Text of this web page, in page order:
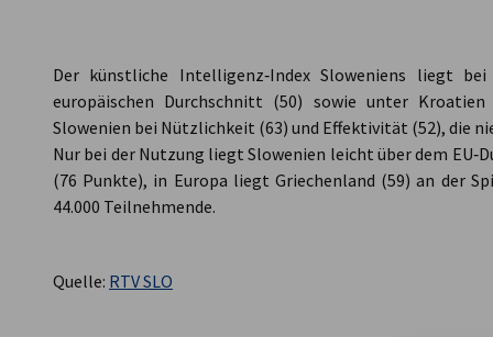
Der künstliche Intelligenz‑Index Sloweniens liegt
europäischen Durchschnitt (50) sowie unter
Slowenien bei Nützlichkeit (63) und Effektivität (52), die
Nur bei der Nutzung liegt Slowenien leicht über dem
(76 Punkte), in Europa liegt Griechenland (59) an der
44.000 Teilnehmende.
Quelle: RTV SLO